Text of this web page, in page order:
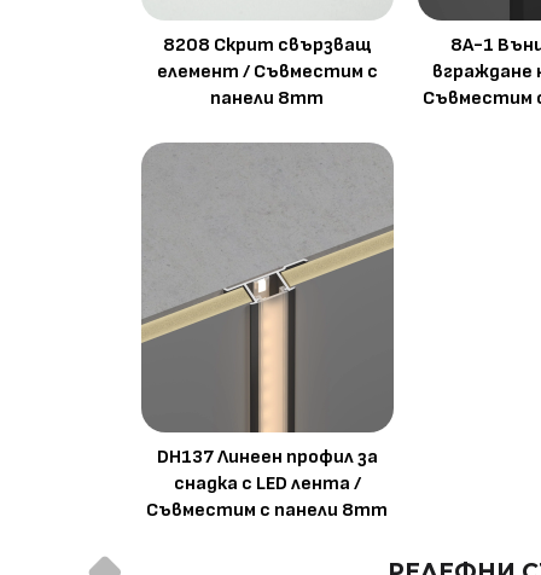
8208 Скрит свързващ
елемент / Съвместим с
панели 8mm
8A-1
вграждане
Съвместим
DH137 Линеен профил за
снадка с LED лента /
Съвместим с панели 8mm